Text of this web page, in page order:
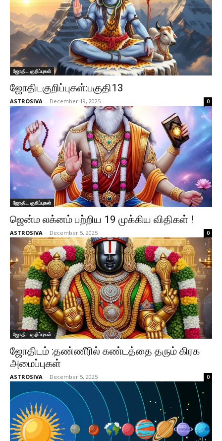
ஜோதிட குறிப்புகள்
ஜோதிடகுறிப்புகள்:பகுதி13
ASTROSIVA - December 19, 2025 0
ஜோதிட குறிப்புகள்
ஜென்ம லக்னம் பற்றிய 19 முக்கிய விதிகள் !
ASTROSIVA - December 5, 2025 0
ஜோதிட குறிப்புகள்
ஜோதிடம் :தண்ணீரில் கண்டத்தை தரும் கிரக
அமைப்புகள்
ASTROSIVA - December 5, 2025 0